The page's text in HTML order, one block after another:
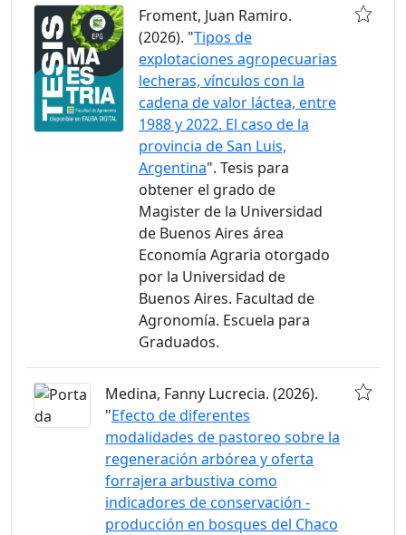
Froment, Juan Ramiro.
(2026). "Tipos de
explotaciones agropecuarias
lecheras, vínculos con la
cadena de valor láctea, entre
1988 y 2022. El caso de la
provincia de San Luis,
Argentina". Tesis para
obtener el grado de
Magister de la Universidad
de Buenos Aires área
Economía Agraria otorgado
por la Universidad de
Buenos Aires. Facultad de
Agronomía. Escuela para
Graduados.
Medina, Fanny Lucrecia. (2026).
"Efecto de diferentes
modalidades de pastoreo sobre la
regeneración arbórea y oferta
forrajera arbustiva como
indicadores de conservación -
producción en bosques del Chaco